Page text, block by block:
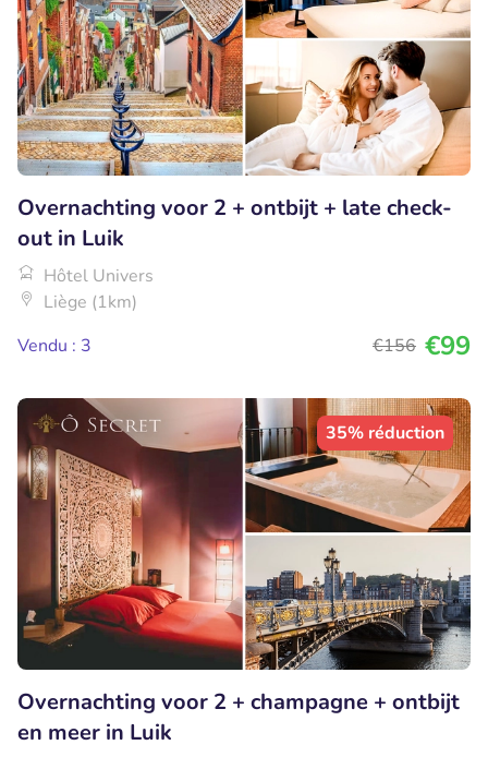
Overnachting voor 2 + ontbijt + late check-
out in Luik
Hôtel Univers
Liège (1km)
Vendu : 3
€156 €99
35% réduction
Overnachting voor 2 + champagne + ontbijt
en meer in Luik